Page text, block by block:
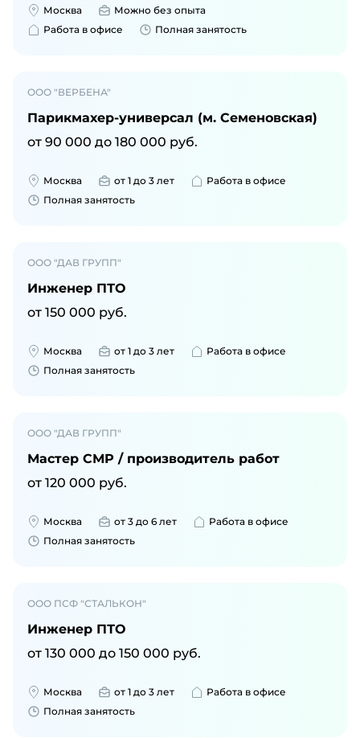
Москва
Можно без опыта
Работа в офисе
Полная занятость
ООО "ВЕРБЕНА"
Парикмахер-универсал (м. Семеновская)
от 90 000 до 180 000 руб.
Москва от 1 до 3 лет
Работа в офисе
Полная занятость
ООО "ДАВ ГРУПП"
Инженер ПТО
от 150 000 руб.
Москва от 1 до 3 лет
Работа в офисе
Полная занятость
ООО "ДАВ ГРУПП"
Мастер СМР / производитель работ
от 120 000 руб.
Москва от 3 до 6 лет
Работа в офисе
Полная занятость
ООО ПСФ "СТАЛЬКОН"
Инженер ПТО
от 130 000 до 150 000 руб.
Москва от 1 до 3 лет
Работа в офисе
Полная занятость